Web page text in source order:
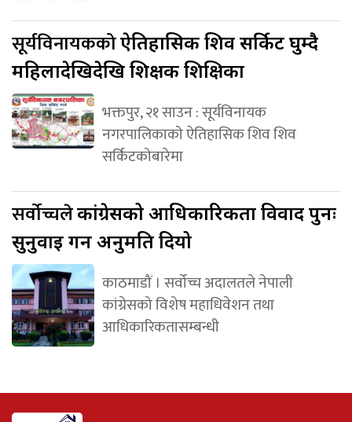
सूर्यविनायककोऐतिहासिक शिव सर्किट घुम्दै
महिलादेखिदेखि शिक्षक शिक्षिका
भक्तपुर, २१ साउन : सूर्यविनायक
नगरपालिकाको ऐतिहासिक शिव शिव
सर्किटकोबारेमा
सर्वोच्चलेकांग्रेसको आधिकारिकता विवाद पुनः
सुनुवाइ गर्न अनुमति दियो
काठमाडौं । सर्वोच्च अदालतले नेपाली
कांग्रेसको विशेष महाधिवेशन तथा
आधिकारिकतासम्बन्धी